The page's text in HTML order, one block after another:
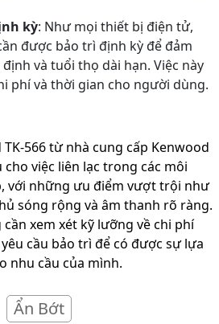
kỳ: Như mọi thiết bị điện tử,
được bảo trì định kỳ để đảm
và tuổi thọ dài hạn. Việc này
phí và thời gian cho người dùng.
566 từ nhà cung cấp Kenwood
việc liên lạc trong các môi
với những ưu điểm vượt trội như
sóng rộng và âm thanh rõ ràng.
xem xét kỹ lưỡng về chi phí
cầu bảo trì để có được sự lựa
nhu cầu của mình.
Ẩn Bớt